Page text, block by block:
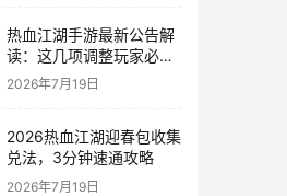
热血江湖手游最新公告解
读：这几项调整玩家必
看！
2026年7月19日
2026热血江湖迎春包收集
兑法，3分钟速通攻略
2026年7月19日